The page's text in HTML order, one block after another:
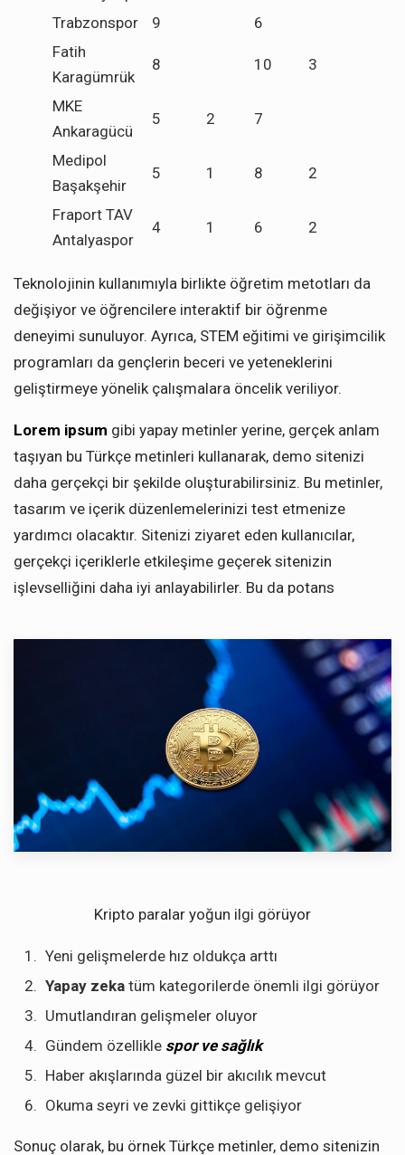
Trabzonspor 9
6
Fatih
Karagümrük
8 10 3
MKE
Ankaragücü
5 2 7
Medipol
Başakşehir
5 1 8 2
Fraport TAV
Antalyaspor
4 1 6 2
Teknolojinin kullanımıyla birlikte öğretim metotları da
değişiyor ve öğrencilere interaktif bir öğrenme
deneyimi sunuluyor. Ayrıca, STEM eğitimi ve girişimcilik
programları da gençlerin beceri ve yeteneklerini
geliştirmeye yönelik çalışmalara öncelik veriliyor.
Lorem ipsum gibi yapay metinler yerine, gerçek anlam
taşıyan bu Türkçe metinleri kullanarak, demo sitenizi
daha gerçekçi bir şekilde oluşturabilirsiniz. Bu metinler,
tasarım ve içerik düzenlemelerinizi test etmenize
yardımcı olacaktır. Sitenizi ziyaret eden kullanıcılar,
gerçekçi içeriklerle etkileşime geçerek sitenizin
işlevselliğini daha iyi anlayabilirler. Bu da potans
Kripto paralar yoğun ilgi görüyor
Yeni gelişmelerde hız oldukça arttı
Yapay zeka tüm kategorilerde önemli ilgi görüyor
Umutlandıran gelişmeler oluyor
Gündem özellikle spor ve sağlık
Haber akışlarında güzel bir akıcılık mevcut
Okuma seyri ve zevki gittikçe gelişiyor
Sonuç olarak, bu örnek Türkçe metinler, demo sitenizin